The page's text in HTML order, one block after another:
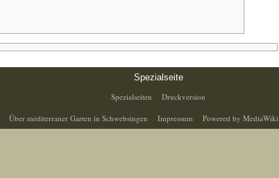
Spezialseite
Spezialseiten
Druckversion
Über mediterraner Garten in Schwebsingen Impressum Powered by MediaWiki